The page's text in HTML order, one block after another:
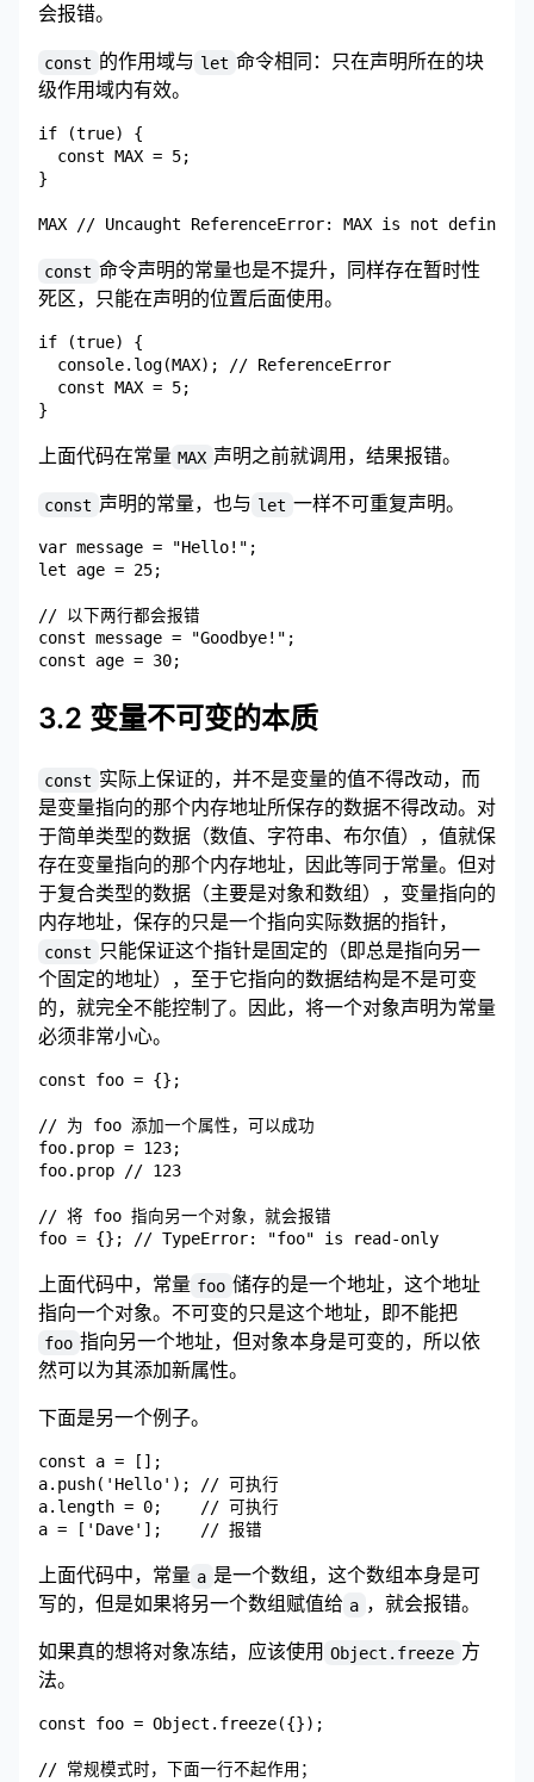
会报错。
const 的作用域与 let 命令相同：只在声明所在的块
级作用域内有效。
if (true) {
  const MAX = 5;
}
const 命令声明的常量也是不提升，同样存在暂时性
死区，只能在声明的位置后面使用。
if (true) {
  console.log(MAX); // ReferenceError
  const MAX = 5;
上面代码在常量 MAX 声明之前就调用，结果报错。
const 声明的常量，也与 let 一样不可重复声明。
var message = "Hello!";
let age = 25;
// 以下两行都会报错
const message = "Goodbye!";
3.2 变量不可变的本质
const 实际上保证的，并不是变量的值不得改动，而
是变量指向的那个内存地址所保存的数据不得改动。对
于简单类型的数据（数值、字符串、布尔值），值就保
存在变量指向的那个内存地址，因此等同于常量。但对
于复合类型的数据（主要是对象和数组），变量指向的
内存地址，保存的只是一个指向实际数据的指针，
const 只能保证这个指针是固定的（即总是指向另一
个固定的地址），至于它指向的数据结构是不是可变
的，就完全不能控制了。因此，将一个对象声明为常量
必须非常小心。
const foo = {};
// 为 foo 添加一个属性，可以成功
foo.prop = 123;
foo.prop // 123
// 将 foo 指向另一个对象，就会报错
上面代码中，常量 foo 储存的是一个地址，这个地址
指向一个对象。不可变的只是这个地址，即不能把
foo 指向另一个地址，但对象本身是可变的，所以依
然可以为其添加新属性。
下面是另一个例子。
const a = [];
a.push('Hello'); // 可执行
a.length = 0;    // 可执行
上面代码中，常量 a 是一个数组，这个数组本身是可
写的，但是如果将另一个数组赋值给 a ，就会报错。
如果真的想将对象冻结，应该使用 Object.freeze 方
法。
const foo = Object.freeze({});
// 常规模式时，下面一行不起作用；